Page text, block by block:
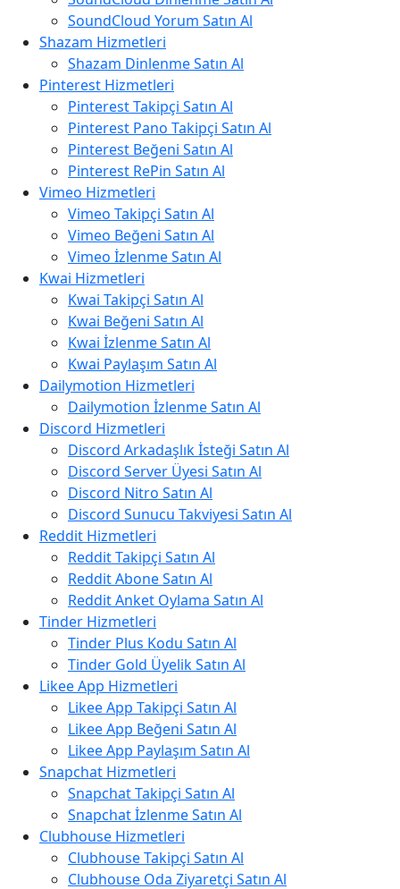
SoundCloud Yorum Satın Al
Shazam Hizmetleri
Shazam Dinlenme Satın Al
Pinterest Hizmetleri
Pinterest Takipçi Satın Al
Pinterest Pano Takipçi Satın Al
Pinterest Beğeni Satın Al
Pinterest RePin Satın Al
Vimeo Hizmetleri
Vimeo Takipçi Satın Al
Vimeo Beğeni Satın Al
Vimeo İzlenme Satın Al
Kwai Hizmetleri
Kwai Takipçi Satın Al
Kwai Beğeni Satın Al
Kwai İzlenme Satın Al
Kwai Paylaşım Satın Al
Dailymotion Hizmetleri
Dailymotion İzlenme Satın Al
Discord Hizmetleri
Discord Arkadaşlık İsteği Satın Al
Discord Server Üyesi Satın Al
Discord Nitro Satın Al
Discord Sunucu Takviyesi Satın Al
Reddit Hizmetleri
Reddit Takipçi Satın Al
Reddit Abone Satın Al
Reddit Anket Oylama Satın Al
Tinder Hizmetleri
Tinder Plus Kodu Satın Al
Tinder Gold Üyelik Satın Al
Likee App Hizmetleri
Likee App Takipçi Satın Al
Likee App Beğeni Satın Al
Likee App Paylaşım Satın Al
Snapchat Hizmetleri
Snapchat Takipçi Satın Al
Snapchat İzlenme Satın Al
Clubhouse Hizmetleri
Clubhouse Takipçi Satın Al
Clubhouse Oda Ziyaretçi Satın Al